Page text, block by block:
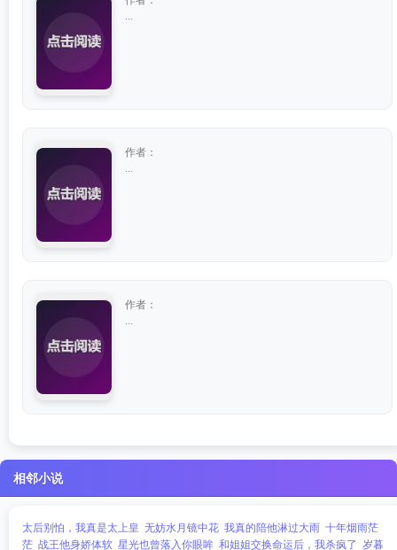
作者：
作者：
相邻小说
太后别怕，我真是太上皇 无妨水月镜中花 我真的陪他淋过大雨 十年烟雨茫
茫 战王他身娇体软 星光也曾落入你眼眸 和姐姐交换命运后，我杀疯了 岁暮